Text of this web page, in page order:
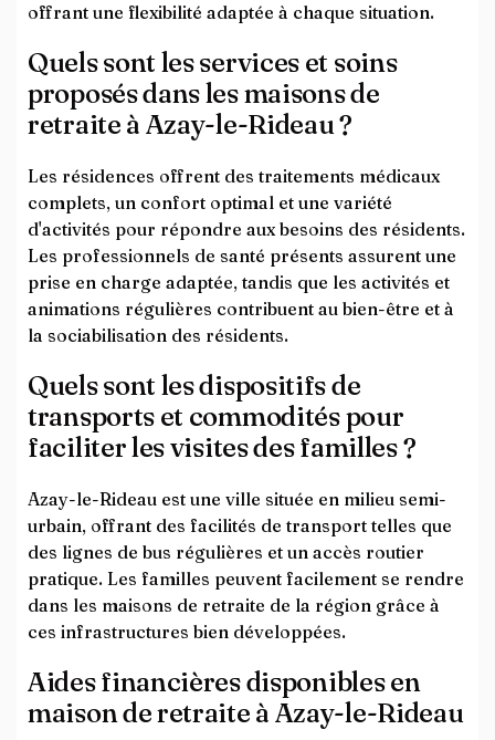
offrant une flexibilité adaptée à chaque situation.
Quels sont les services et soins
proposés dans les maisons de
retraite à Azay-le-Rideau ?
Les résidences offrent des traitements médicaux
complets, un confort optimal et une variété
d'activités pour répondre aux besoins des résidents.
Les professionnels de santé présents assurent une
prise en charge adaptée, tandis que les activités et
animations régulières contribuent au bien-être et à
la sociabilisation des résidents.
Quels sont les dispositifs de
transports et commodités pour
faciliter les visites des familles ?
Azay-le-Rideau est une ville située en milieu semi-
urbain, offrant des facilités de transport telles que
des lignes de bus régulières et un accès routier
pratique. Les familles peuvent facilement se rendre
dans les maisons de retraite de la région grâce à
ces infrastructures bien développées.
Aides financières disponibles en
maison de retraite à Azay-le-Rideau